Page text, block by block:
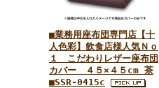
■業務用座布団専門店【十
人色彩】飲食店様人気Ｎｏ
１ こだわりレザー座布団
カバー ４５×４５cm 茶
■SSR-0415c